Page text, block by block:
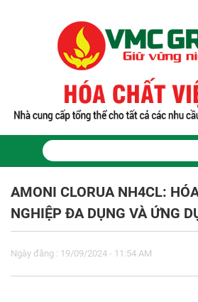
Sản phẩm
PHỤ GIA THỰC PHẨM
Tinh bột biến tính
Hương liệu thực phẩm
AMONI CLORUA NH4CL:
NGHIỆP ĐA DỤNG VÀ ỨNG
Ngày đăng : 19/09/2024 - 11:54 AM